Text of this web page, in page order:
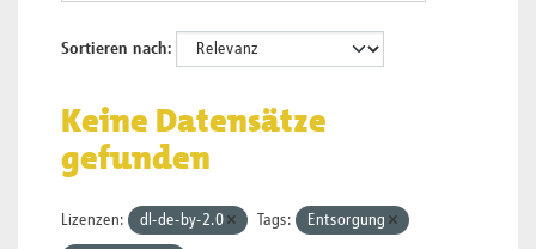
Sortieren nach
Keine Datensätze
gefunden
Lizenzen: dl-de-by-2.0 Tags: Entsorgung